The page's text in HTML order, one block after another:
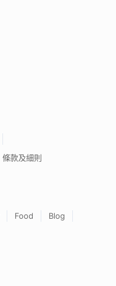
條款及細則
Food
Blog